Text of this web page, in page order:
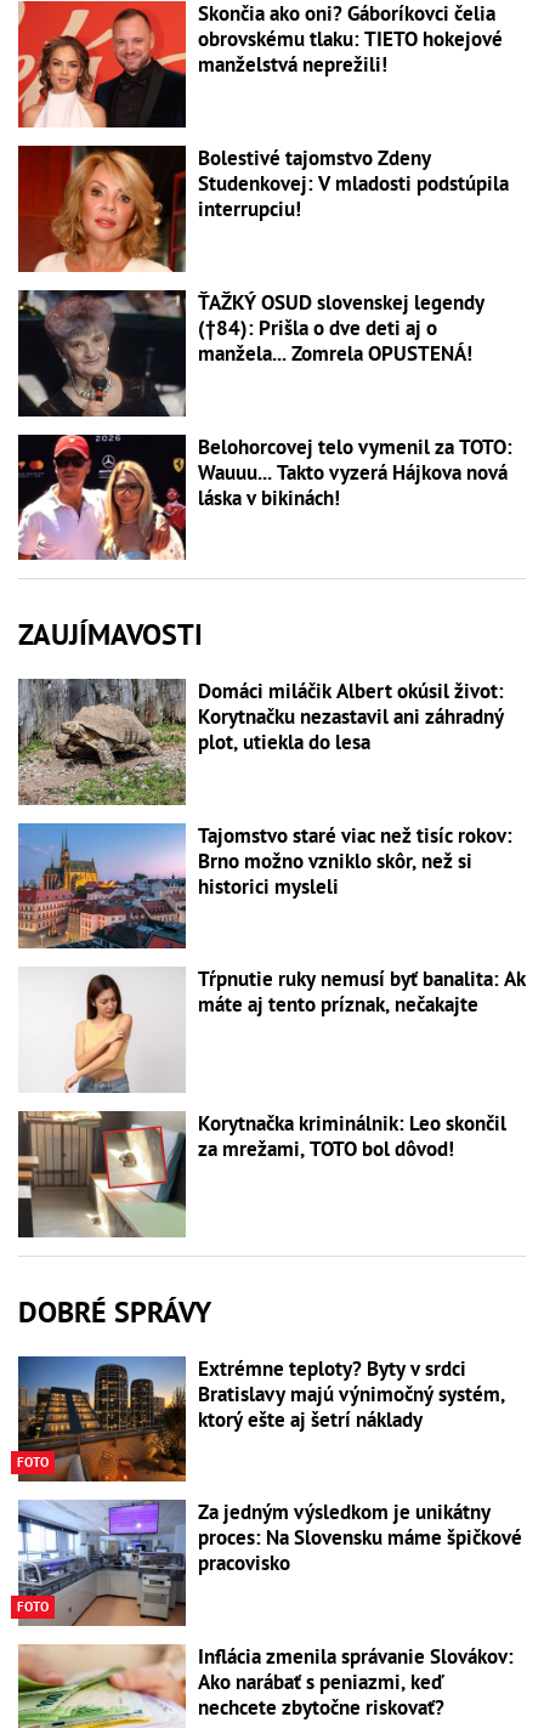
Skončia ako oni? Gáboríkovci čelia
obrovskému tlaku: TIETO hokejové
manželstvá neprežili!
Bolestivé tajomstvo Zdeny
Studenkovej: V mladosti podstúpila
interrupciu!
ŤAŽKÝ OSUD slovenskej legendy
(†84): Prišla o dve deti aj o
manžela... Zomrela OPUSTENÁ!
Belohorcovej telo vymenil za TOTO:
Wauuu... Takto vyzerá Hájkova nová
láska v bikinách!
ZAUJÍMAVOSTI
Domáci miláčik Albert okúsil život:
Korytnačku nezastavil ani záhradný
plot, utiekla do lesa
Tajomstvo staré viac než tisíc rokov:
Brno možno vzniklo skôr, než si
historici mysleli
Tŕpnutie ruky nemusí byť banalita: Ak
máte aj tento príznak, nečakajte
Korytnačka kriminálnik: Leo skončil
za mrežami, TOTO bol dôvod!
DOBRÉ SPRÁVY
FOTO
Extrémne teploty? Byty v srdci
Bratislavy majú výnimočný systém,
ktorý ešte aj šetrí náklady
FOTO
Za jedným výsledkom je unikátny
proces: Na Slovensku máme špičkové
pracovisko
Inflácia zmenila správanie Slovákov:
Ako narábať s peniazmi, keď
nechcete zbytočne riskovať?